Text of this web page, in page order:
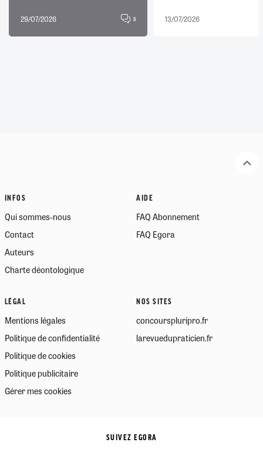
29/07/2026 8 13/07/2026
INFOS
Qui sommes-nous
Contact
Auteurs
Charte déontologique
AIDE
FAQ Abonnement
FAQ Egora
LÉGAL
Mentions légales
Politique de confidentialité
Politique de cookies
Politique publicitaire
Gérer mes cookies
NOS SITES
concourspluripro.fr
larevuedupraticien.fr
SUIVEZ EGORA